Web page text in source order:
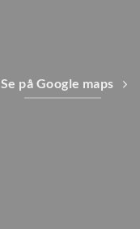
Se på Google maps